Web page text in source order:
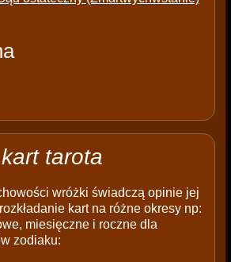
tarota
wróżki świadczą opinie jej
kart na różne okresy np:
miesięczne i roczne dla
zodiaku: